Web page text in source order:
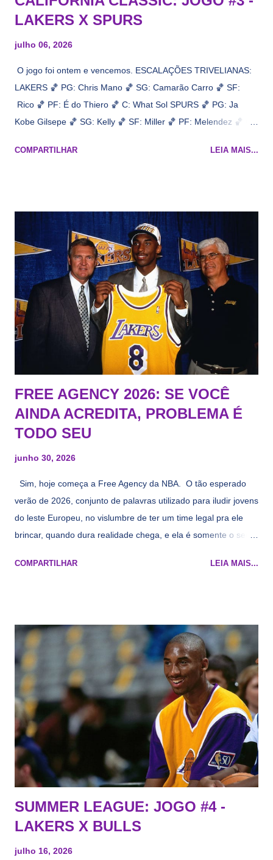
LAKERS X SPURS
julho 06, 2026
O jogo foi ontem e vencemos. ESCALAÇÕES TRIVELIANAS:
LAKERS 🏀 PG: Chris Mano 🏀 SG: Camarão Carro 🏀 SF:
Rico 🏀 PF: É do Thiero 🏀 C: What Sol SPURS 🏀 PG: Ja
Kobe Gilsepe 🏀 SG: Kelly 🏀 SF: Miller 🏀 PF: Melendez 🏀 C:
Na quadra Transmissão: NBA League Pass
COMPARTILHAR LEIA MAIS...
FREE AGENCY 2026: SE VOCÊ
AINDA ACREDITA, PROBLEMA É
TODO SEU
junho 30, 2026
Sim, hoje começa a Free Agency da NBA. O tão esperado
verão de 2026, conjunto de palavras utilizado para iludir jovens
do leste Europeu, no vislumbre de ter um time legal pra ele
brincar, quando dura realidade chega, e ela é somente o seu
cara de decrépito, mas que aparentemente ainda é jovem.
vezes a gente esquece mesmo. Então, como diria o Marcelo
Tas no Telecurso 2000 , É HORA DA REVISÃO! Ah, e quase
todos esses nomes foram linkados ao Lakers. Se de fato há o
interesse, não importa, o nosso compromisso é sempre com a
informação, a veracidade vem depois. E do Lakers hein? Até
agora nada de Ruim Hachaomuro (dizem que Nets tem
interesse) e LeBrão James - esse sendo assediado pelo
Draymond Green enquanto chora pro Cavs contrat...
COMPARTILHAR LEIA MAIS...
SUMMER LEAGUE: JOGO #4 -
LAKERS X BULLS
julho 16, 2026